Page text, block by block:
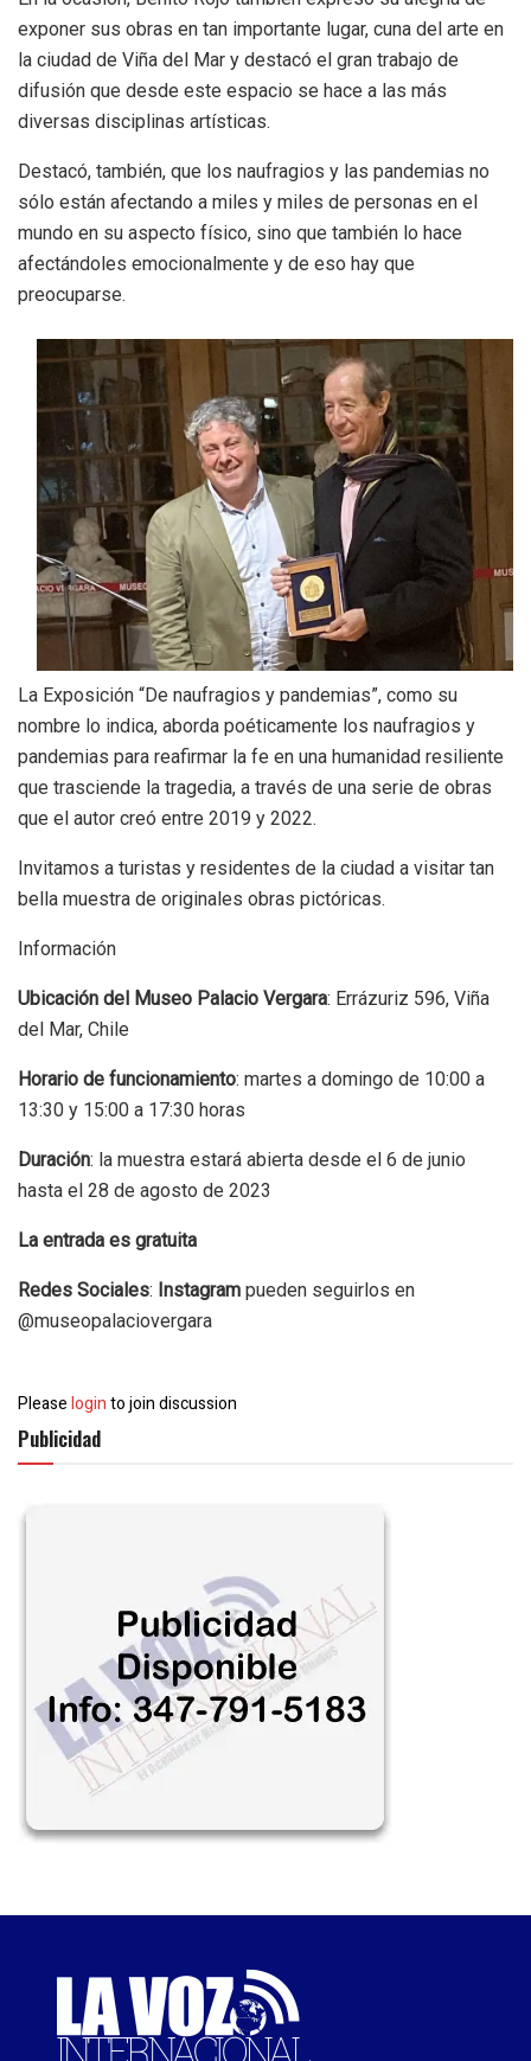
exponer sus obras en tan importante lugar, cuna del arte en
la ciudad de Viña del Mar y destacó el gran trabajo de
difusión que desde este espacio se hace a las más
diversas disciplinas artísticas.
Destacó, también, que los naufragios y las pandemias no
sólo están afectando a miles y miles de personas en el
mundo en su aspecto físico, sino que también lo hace
afectándoles emocionalmente y de eso hay que
preocuparse.
La Exposición “De naufragios y pandemias”, como su
nombre lo indica, aborda poéticamente los naufragios y
pandemias para reafirmar la fe en una humanidad resiliente
que trasciende la tragedia, a través de una serie de obras
que el autor creó entre 2019 y 2022.
Invitamos a turistas y residentes de la ciudad a visitar tan
bella muestra de originales obras pictóricas.
Información
Ubicación del Museo Palacio Vergara: Errázuriz 596, Viña
del Mar, Chile
Horario de funcionamiento: martes a domingo de 10:00 a
13:30 y 15:00 a 17:30 horas
Duración: la muestra estará abierta desde el 6 de junio
hasta el 28 de agosto de 2023
La entrada es gratuita
Redes Sociales: Instagram pueden seguirlos en
@museopalaciovergara
Pleaseloginto join discussion
Publicidad